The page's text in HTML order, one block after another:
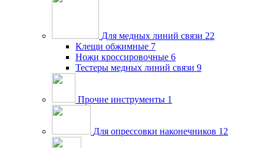
Для медных линий связи 22
Клещи обжимные 7
Ножи кроссировочные 6
Тестеры медных линий связи 9
Прочие инструменты 1
Для опрессовки наконечников 12